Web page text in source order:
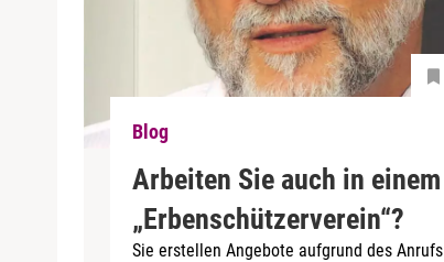
Blog
Arbeiten Sie auch in einem
„Erbenschützerverein“?
Sie erstellen Angebote aufgrund des Anrufs